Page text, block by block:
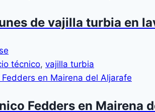
de vajilla turbia en
técnico, vajilla turbia
Fedders en Mairena